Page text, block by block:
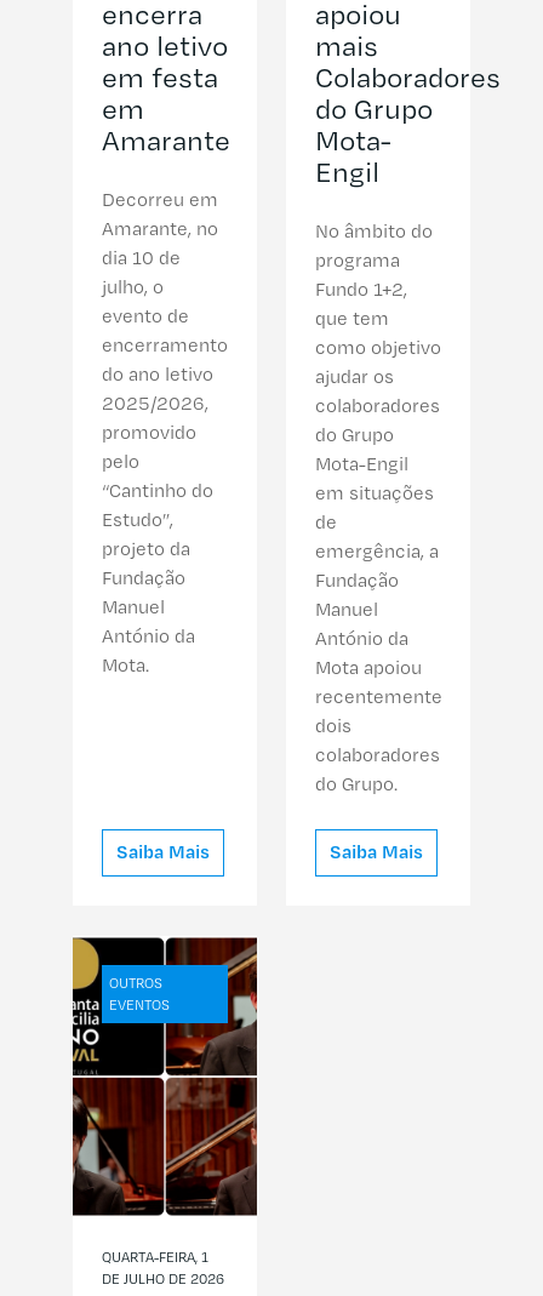
encerra
ano letivo
em festa
em
Amarante
Decorreu em
Amarante, no
dia 10 de
julho, o
evento de
encerramento
do ano letivo
2025/2026,
promovido
pelo
“Cantinho do
Estudo”,
projeto da
Fundação
Manuel
António da
Mota.
Saiba Mais
apoiou
mais
Colaboradores
do Grupo
Mota-
Engil
No âmbito do
programa
Fundo 1+2,
que tem
como objetivo
ajudar os
colaboradores
do Grupo
Mota-Engil
em situações
de
emergência, a
Fundação
Manuel
António da
Mota apoiou
recentemente
dois
colaboradores
do Grupo.
Saiba Mais
OUTROS
EVENTOS
QUARTA-FEIRA, 1
DE JULHO DE 2026